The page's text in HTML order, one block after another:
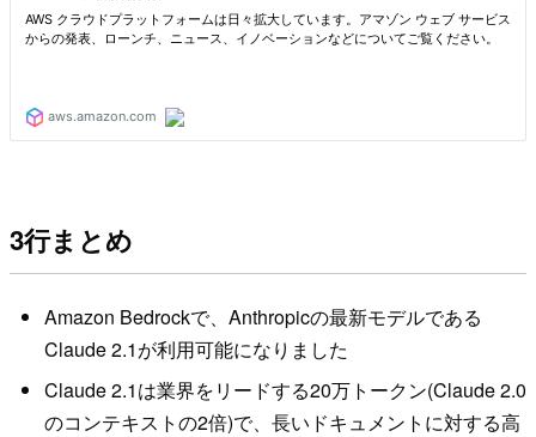
3行まとめ
Amazon Bedrockで、Anthropicの最新モデルである
Claude 2.1が利用可能になりました
Claude 2.1は業界をリードする20万トークン(Claude 2.0
のコンテキストの2倍)で、長いドキュメントに対する高